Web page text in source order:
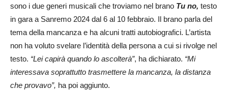
sono i due generi musicali che troviamo nel brano Tu no, testo
in gara a Sanremo 2024 dal 6 al 10 febbraio. Il brano parla del
tema della mancanza e ha alcuni tratti autobiografici. L’artista
non ha voluto svelare l’identità della persona a cui si rivolge nel
testo. “Lei capirà quando lo ascolterà”, ha dichiarato. “Mi
interessava soprattutto trasmettere la mancanza, la distanza
che provavo”, ha poi aggiunto.